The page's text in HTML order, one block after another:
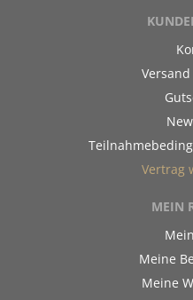
Vertrag
MEIN
Meine
Meine